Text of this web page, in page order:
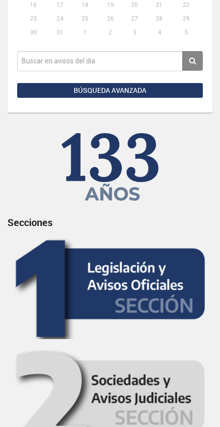
16
17 18 19 20 21
22
23
24 25 26 27 28
29
30
31 1 2 3 4 5
BÚSQUEDA AVANZADA
Secciones